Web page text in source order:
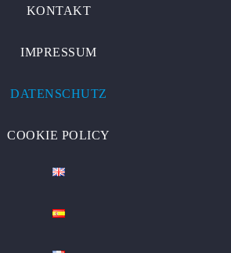
KONTAKT
IMPRESSUM
DATENSCHUTZ
COOKIE POLICY